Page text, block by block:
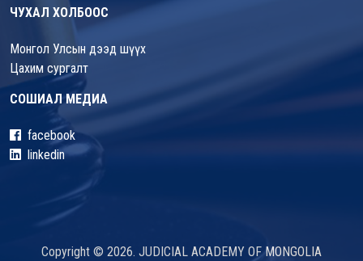
ЧУХАЛ ХОЛБООС
Монгол Улсын дээд шүүх
Цахим сургалт
СОШИАЛ МЕДИА
facebook
linkedin
Copyright © 2026. JUDICIAL ACADEMY OF MONGOLIA